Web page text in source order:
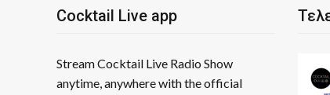
Cocktail Live app
Stream Cocktail Live Radio Show
anytime, anywhere with the official